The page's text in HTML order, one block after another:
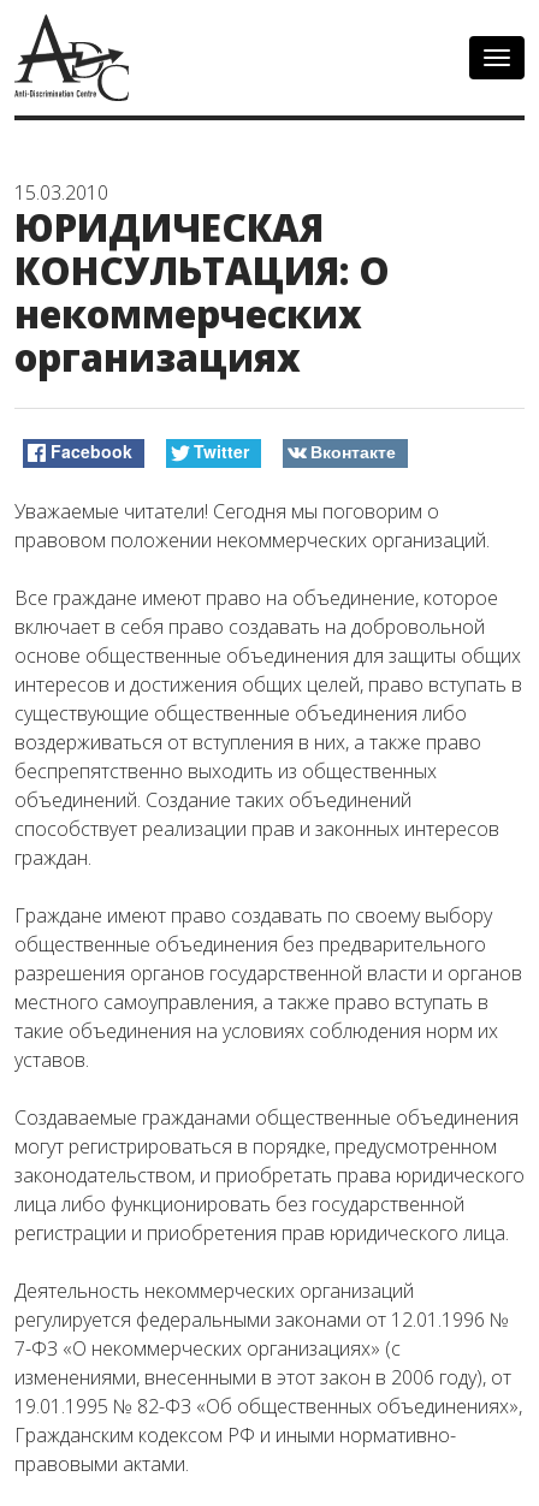
15.03.2010
ЮРИДИЧЕСКАЯ
КОНСУЛЬТАЦИЯ: О
некоммерческих
организациях
Facebook Twitter Вконтакте
Уважаемые читатели! Сегодня мы поговорим о
правовом положении некоммерческих организаций.
Все граждане имеют право на объединение, которое
включает в себя право создавать на добровольной
основе общественные объединения для защиты общих
интересов и достижения общих целей, право вступать в
существующие общественные объединения либо
воздерживаться от вступления в них, а также право
беспрепятственно выходить из общественных
объединений. Создание таких объединений
способствует реализации прав и законных интересов
граждан.
Граждане имеют право создавать по своему выбору
общественные объединения без предварительного
разрешения органов государственной власти и органов
местного самоуправления, а также право вступать в
такие объединения на условиях соблюдения норм их
уставов.
Создаваемые гражданами общественные объединения
могут регистрироваться в порядке, предусмотренном
законодательством, и приобретать права юридического
лица либо функционировать без государственной
регистрации и приобретения прав юридического лица.
Деятельность некоммерческих организаций
регулируется федеральными законами от 12.01.1996 №
7-ФЗ «О некоммерческих организациях» (с
изменениями, внесенными в этот закон в 2006 году), от
19.01.1995 № 82-ФЗ «Об общественных объединениях»,
Гражданским кодексом РФ и иными нормативно-
правовыми актами.